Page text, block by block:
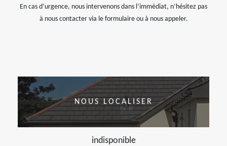
En cas d’urgence, nous intervenons dans l’immédiat, n’hésitez pas
à nous contacter via le formulaire ou à nous appeler.
NOUS LOCALISER
indisponible